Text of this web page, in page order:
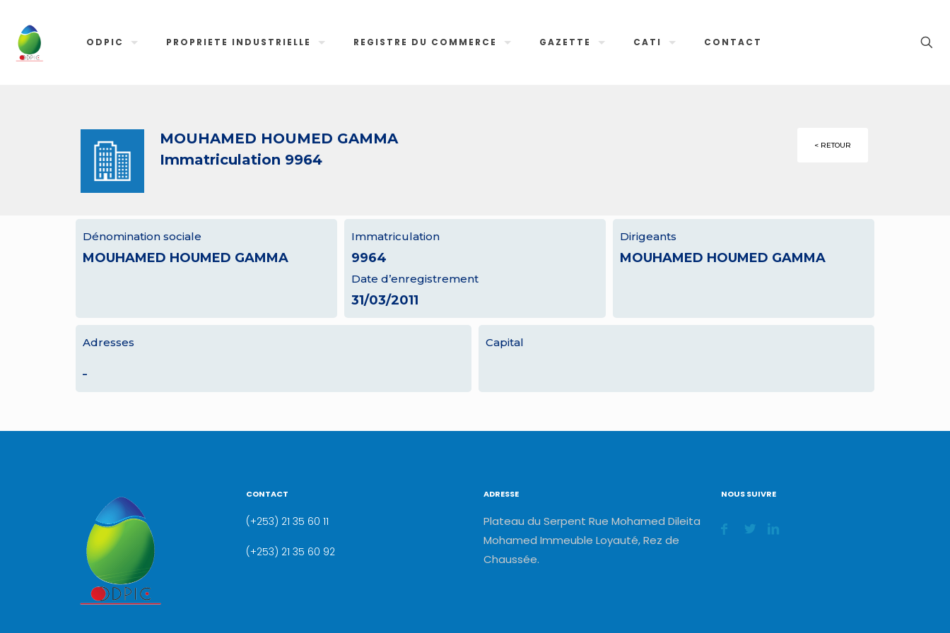
ODPIC PROPRIETE INDUSTRIELLE REGISTRE DU COMMERCE GAZETTE CATI CONTACT
MOUHAMED HOUMED GAMMA
Immatriculation 9964
< RETOUR
Dénomination sociale
MOUHAMED HOUMED GAMMA
Immatriculation
9964
Date d’enregistrement
31/03/2011
Dirigeants
MOUHAMED HOUMED GAMMA
Adresses
–
Capital
CONTACT
(+253) 21 35 60 11
(+253) 21 35 60 92
ADRESSE
Plateau du Serpent Rue Mohamed Dileita
Mohamed Immeuble Loyauté, Rez de
Chaussée.
NOUS SUIVRE